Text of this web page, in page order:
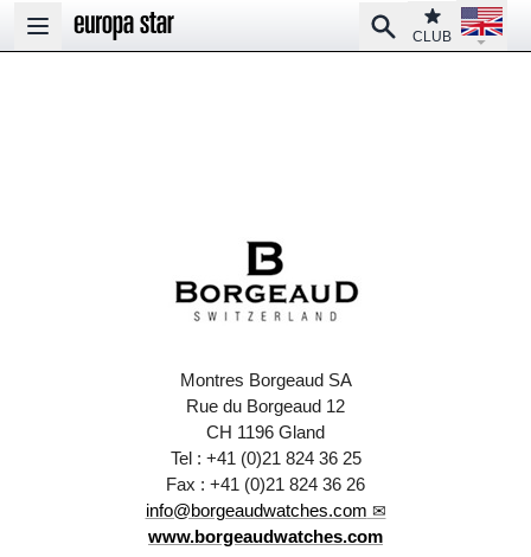
Open main menu
SearchClub
CLUB
Open
Montres Borgeaud SA
Rue du Borgeaud 12
CH 1196 Gland
Tel : +41 (0)21 824 36 25
Fax : +41 (0)21 824 36 26
info@borgeaudwatches.com
www.borgeaudwatches.com